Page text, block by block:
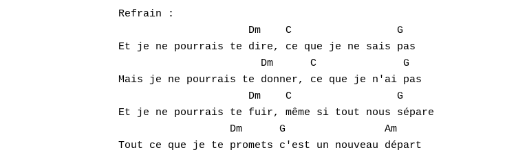
Refrain :
                     Dm    C                 G
Et je ne pourrais te dire, ce que je ne sais pas
                       Dm      C              G
Mais je ne pourrais te donner, ce que je n'ai pas
                     Dm    C                 G
Et je ne pourrais te fuir, même si tout nous sépare
                  Dm      G                Am
Tout ce que je te promets c'est un nouveau départ